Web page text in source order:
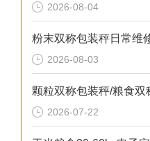
2026-08-04
粉末双称包装秤日常维
2026-08-03
2026-07-22